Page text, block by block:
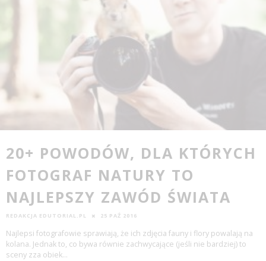
20+ POWODÓW, DLA KTÓRYCH
FOTOGRAF NATURY TO
NAJLEPSZY ZAWÓD ŚWIATA
REDAKCJA EDUTORIAL.PL 25 PAŹ 2016
Najlepsi fotografowie sprawiają, że ich zdjęcia fauny i flory powalają na
kolana. Jednak to, co bywa równie zachwycające (jeśli nie bardziej) to
sceny zza obiek...